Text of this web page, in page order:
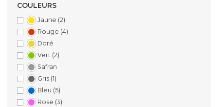
COULEURS
Jaune (2)
Rouge (4)
Doré
Vert (2)
Safran
Gris (1)
Bleu (5)
Rose (3)